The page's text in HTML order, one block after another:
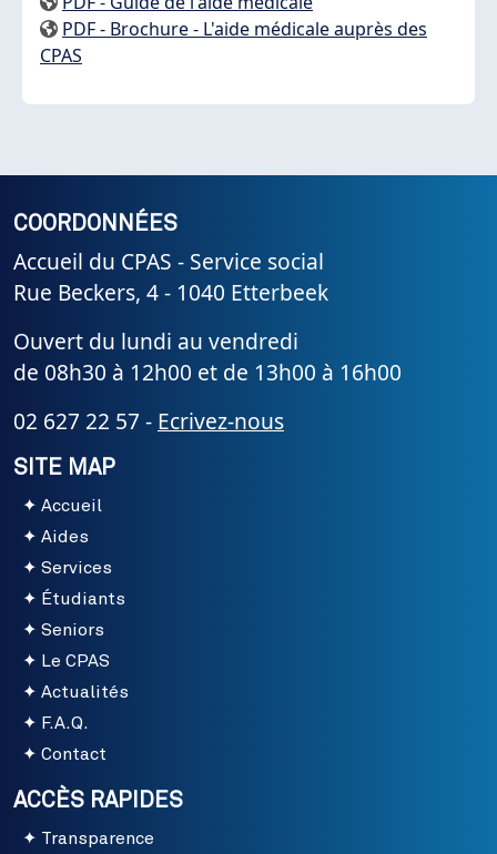
PDF - Brochure - L'aide médicale auprès des
CPAS
COORDONNÉES
Accueil du CPAS - Service social
Rue Beckers, 4 - 1040 Etterbeek
Ouvert du lundi au vendredi
de 08h30 à 12h00 et de 13h00 à 16h00
02 627 22 57 - Ecrivez-nous
SITE MAP
Accueil
Aides
Services
Étudiants
Seniors
Le CPAS
Actualités
F.A.Q.
Contact
ACCÈS RAPIDES
Transparence